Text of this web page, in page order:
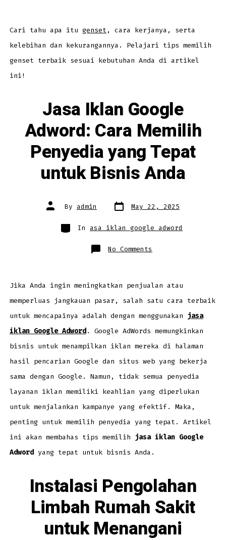
Listrik
Padam
Cari tahu apa itu genset , cara kerjanya, serta
kelebihan dan kekurangannya. Pelajari tips memilih
genset terbaik sesuai kebutuhan Anda di artikel
ini!
Jasa Iklan Google
Adword: Cara Memilih
Penyedia yang Tepat
untuk Bisnis Anda
Post
author
By admin Post
date
May 22, 2025
Categories
In asa iklan google adword
No Comments
Jasa
Memilih
yang
Tepat
Bisnis
Anda
Jika Anda ingin meningkatkan penjualan atau
memperluas jangkauan pasar, salah satu cara terbaik
untuk mencapainya adalah dengan menggunakan
jasa
iklan Google Adword. Google AdWords memungkinkan
bisnis untuk menampilkan iklan mereka di halaman
hasil pencarian Google dan situs web yang bekerja
sama dengan Google. Namun, tidak semua penyedia
layanan iklan memiliki keahlian yang diperlukan
untuk menjalankan kampanye yang efektif. Maka,
penting untuk memilih penyedia yang tepat. Artikel
ini akan membahas tips memilih
jasa iklan Google
Adwordyang tepat untuk bisnis Anda.
Instalasi Pengolahan
Limbah Rumah Sakit
untuk Menangani